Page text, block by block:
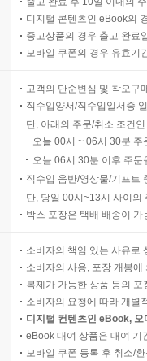
디지털 콘텐츠인 eBook의
중고상품의 경우 출고 완료
모바일 쿠폰의 경우 유효기
고객의 단순변심 및 착오구
직수입양서/직수입일서중
단, 아래의 주문/취소 조건
오늘 00시 ~ 06시 30분
오늘 06시 30분 이후 주
직수입 음반/영상물/기프트
단, 당일 00시~13시 사이의
박스 포장은 택배 배송이
소비자의 책임 있는 사유로
소비자의 사용, 포장 개봉
복제가 가능한 상품 등의
소비자의 요청에 따라 개별
디지털 컨텐츠인 eBook,
eBook 대여 상품은 대여 기
모바일 쿠폰 등록 후 취소/